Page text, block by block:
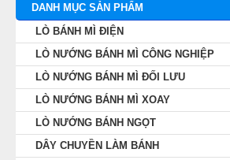
DANH MỤC SẢN PHẨM
LÒ BÁNH MÌ ĐIỆN
LÒ NƯỚNG BÁNH MÌ CÔNG NGHIỆP
LÒ NƯỚNG BÁNH MÌ ĐỐI LƯU
LÒ NƯỚNG BÁNH MÌ XOAY
LÒ NƯỚNG BÁNH NGỌT
DÂY CHUYỀN LÀM BÁNH